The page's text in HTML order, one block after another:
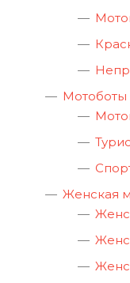
Мотоботы
Женская